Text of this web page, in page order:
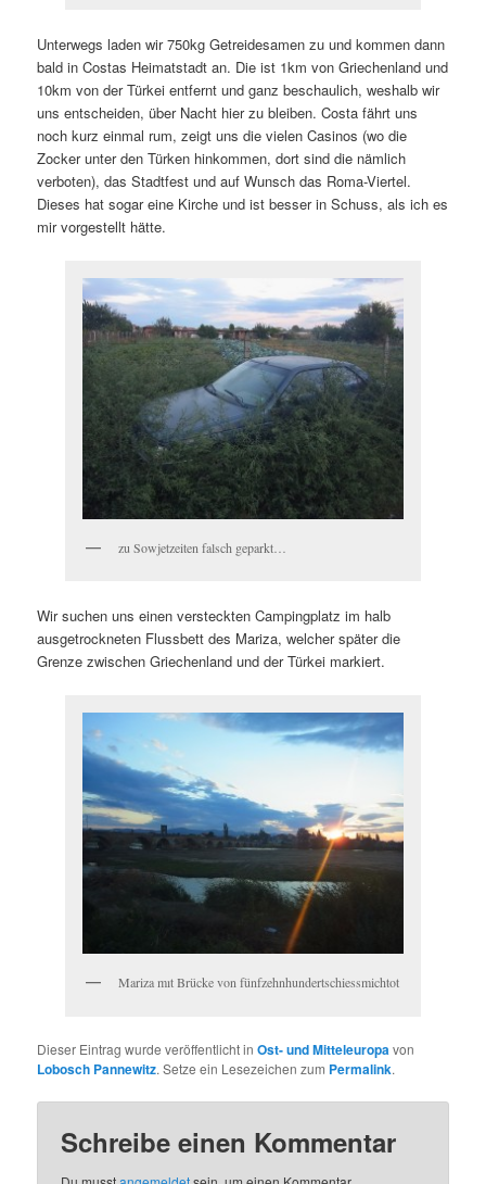
Unterwegs laden wir 750kg Getreidesamen zu und kommen dann
bald in Costas Heimatstadt an. Die ist 1km von Griechenland und
10km von der Türkei entfernt und ganz beschaulich, weshalb wir
uns entscheiden, über Nacht hier zu bleiben. Costa fährt uns
noch kurz einmal rum, zeigt uns die vielen Casinos (wo die
Zocker unter den Türken hinkommen, dort sind die nämlich
verboten), das Stadtfest und auf Wunsch das Roma-Viertel.
Dieses hat sogar eine Kirche und ist besser in Schuss, als ich es
mir vorgestellt hätte.
zu Sowjetzeiten falsch geparkt…
Wir suchen uns einen versteckten Campingplatz im halb
ausgetrockneten Flussbett des Mariza, welcher später die
Grenze zwischen Griechenland und der Türkei markiert.
Mariza mıt Brücke von fünfzehnhundertschiessmichtot
Dieser Eintrag wurde veröffentlicht inOst- und Mitteleuropavon
Lobosch Pannewitz. Setze ein Lesezeichen zum Permalink.
Schreibe einen Kommentar